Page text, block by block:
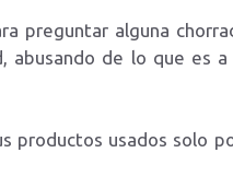
preguntar alguna
de lo que es
usados solo